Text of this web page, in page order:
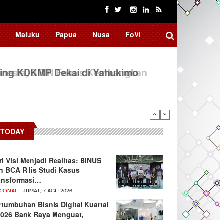
Maluku Papua Nusa FoVi
KDKMP Dekai di Yahukimo
TODAY
Visi Menjadi Realitas: BINUS
BCA Rilis Studi Kasus
- JUMAT, 7 AGU 2026
Bisnis Digital Kuartal
Bank Raya Menguat,